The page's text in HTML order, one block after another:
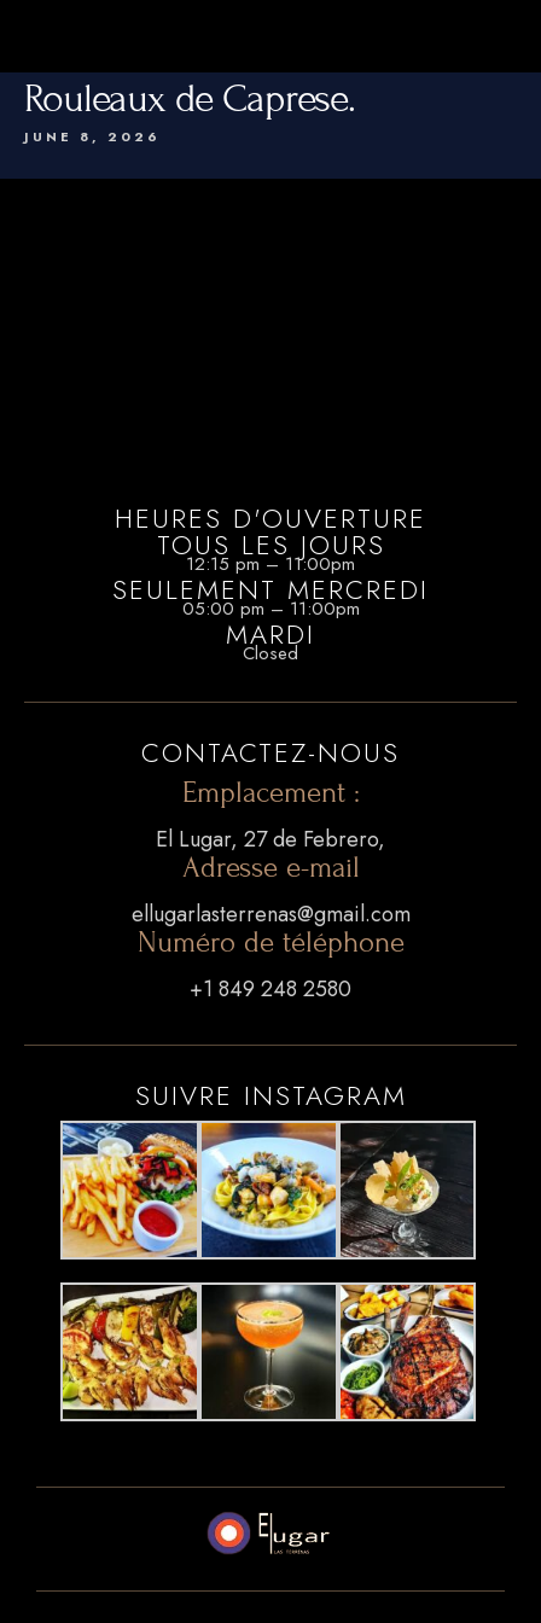
Rouleaux de Caprese.
JUNE 8, 2026
HEURES D'OUVERTURE
TOUS LES JOURS
12:15 pm – 11:00pm
SEULEMENT MERCREDI
05:00 pm – 11:00pm
MARDI
Closed
CONTACTEZ-NOUS
Emplacement :
El Lugar, 27 de Febrero,
Adresse e-mail
ellugarlasterrenas@gmail.com
Numéro de téléphone
+1 849 248 2580
SUIVRE INSTAGRAM
CONTACTEZ-NOUS
+1 849 248 2580
ellugarlasterrenas@gmail.com
NOTRE EMPLACEMENT